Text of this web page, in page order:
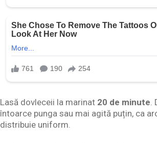
Lasă dovleceii la marinat 20 de minute.
întoarce punga sau mai agită puțin, ca
distribuie uniform.